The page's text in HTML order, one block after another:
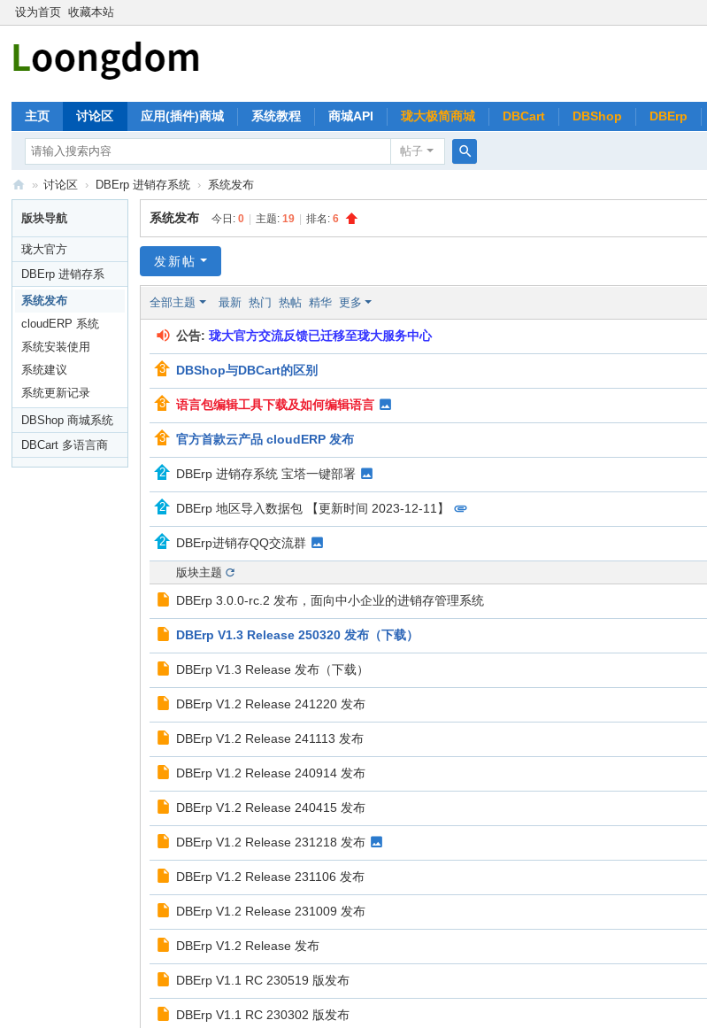
设为首页 收藏本站
主页 讨论区 应用(插件)商城 系统教程 商城API 珑大极简商城 DBCart DBShop DBErp
帖子
索
珑
大
论
坛
» 讨论区 › DBErp 进销存系统 › 系统发布
版块导航
珑大官方
DBErp 进销存系
统
系统发布
cloudERP 系统
系统安装使用
系统建议
系统更新记录
DBShop 商城系统
V3.0+
DBCart 多语言商
城
系统发布 今日:0 主题:19 排名:6
发新帖
全部主题 最新 热门 热帖 精华 更多
公告:珑大官方交流反馈已迁移至珑大服务中心
DBShop与DBCart的区别
语言包编辑工具下载及如何编辑语言
官方首款云产品 cloudERP 发布
DBErp 进销存系统 宝塔一键部署
DBErp 地区导入数据包 【更新时间 2023-12-11】
DBErp进销存QQ交流群
版块主题
DBErp 3.0.0-rc.2 发布，面向中小企业的进销存管理系统
DBErp V1.3 Release 250320 发布（下载）
DBErp V1.3 Release 发布（下载）
DBErp V1.2 Release 241220 发布
DBErp V1.2 Release 241113 发布
DBErp V1.2 Release 240914 发布
DBErp V1.2 Release 240415 发布
DBErp V1.2 Release 231218 发布
DBErp V1.2 Release 231106 发布
DBErp V1.2 Release 231009 发布
DBErp V1.2 Release 发布
DBErp V1.1 RC 230519 版发布
DBErp V1.1 RC 230302 版发布